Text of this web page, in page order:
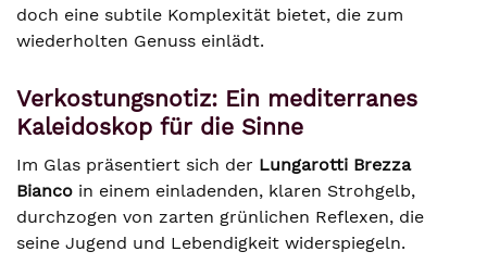
doch eine subtile Komplexität bietet, die zum
wiederholten Genuss einlädt.
Verkostungsnotiz: Ein mediterranes
Kaleidoskop für die Sinne
Im Glas präsentiert sich der Lungarotti Brezza
Bianco in einem einladenden, klaren Strohgelb,
durchzogen von zarten grünlichen Reflexen, die
seine Jugend und Lebendigkeit widerspiegeln.